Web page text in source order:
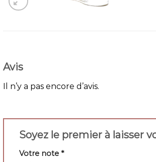
Avis
Il n’y a pas encore d’avis.
Soyez le premier à laisser
Votre note *